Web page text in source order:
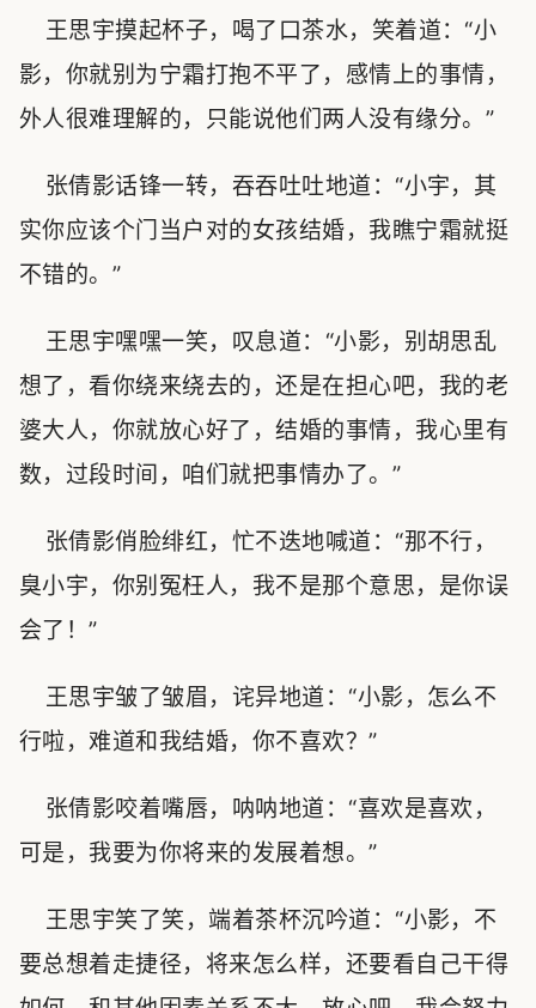
王思宇摸起杯子，喝了口茶水，笑着道：“小
影，你就别为宁霜打抱不平了，感情上的事情，
外人很难理解的，只能说他们两人没有缘分。”
张倩影话锋一转，吞吞吐吐地道：“小宇，其
实你应该个门当户对的女孩结婚，我瞧宁霜就挺
不错的。”
王思宇嘿嘿一笑，叹息道：“小影，别胡思乱
想了，看你绕来绕去的，还是在担心吧，我的老
婆大人，你就放心好了，结婚的事情，我心里有
数，过段时间，咱们就把事情办了。”
张倩影俏脸绯红，忙不迭地喊道：“那不行，
臭小宇，你别冤枉人，我不是那个意思，是你误
会了！”
王思宇皱了皱眉，诧异地道：“小影，怎么不
行啦，难道和我结婚，你不喜欢？”
张倩影咬着嘴唇，呐呐地道：“喜欢是喜欢，
可是，我要为你将来的发展着想。”
王思宇笑了笑，端着茶杯沉吟道：“小影，不
要总想着走捷径，将来怎么样，还要看自己干得